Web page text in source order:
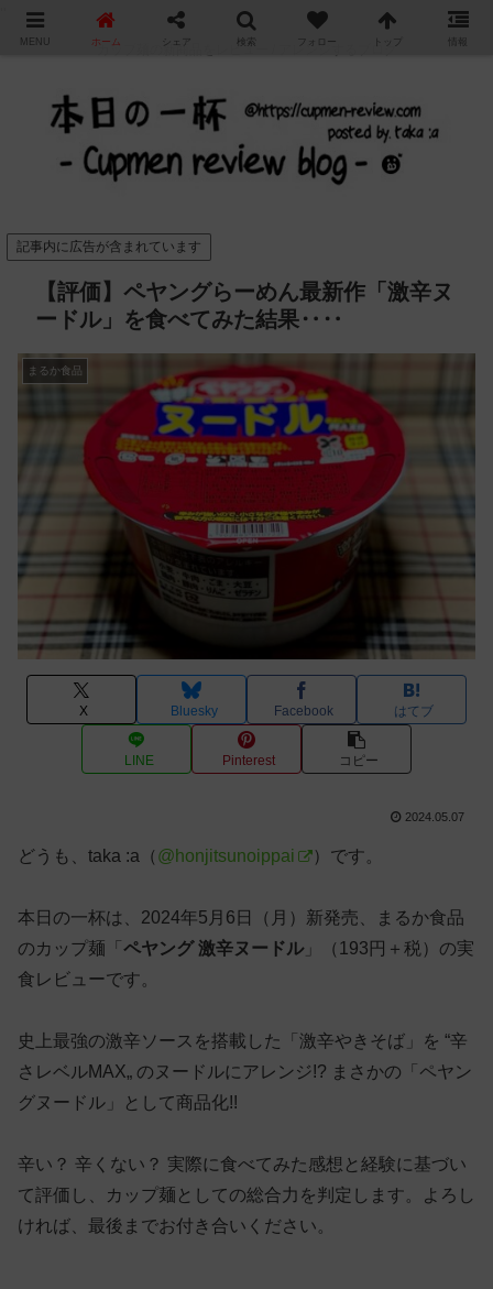
カップ麺の新商品をレビュー / アレンジするブログ
記事内に広告が含まれています
【評価】ペヤングらーめん最新作「激辛ヌ
ードル」を食べてみた結果‥‥
まるか食品
X Bluesky Facebook はてブ
LINE Pinterest コピー
2024.05.07
どうも、taka :a（ @honjitsunoippai ）です。
本日の一杯は、2024年5月6日（月）新発売、まるか食品
のカップ麺「 ペヤング 激辛ヌードル」（193円＋税）の実
食レビューです。
史上最強の激辛ソースを搭載した「激辛やきそば」を “辛
さレベルMAX„ のヌードルにアレンジ!? まさかの「ペヤン
グヌードル」として商品化!!
辛い？ 辛くない？ 実際に食べてみた感想と経験に基づい
て評価し、カップ麺としての総合力を判定します。よろし
ければ、最後までお付き合いください。
MENU ホーム シェア 検索 フォロー トップ 情報